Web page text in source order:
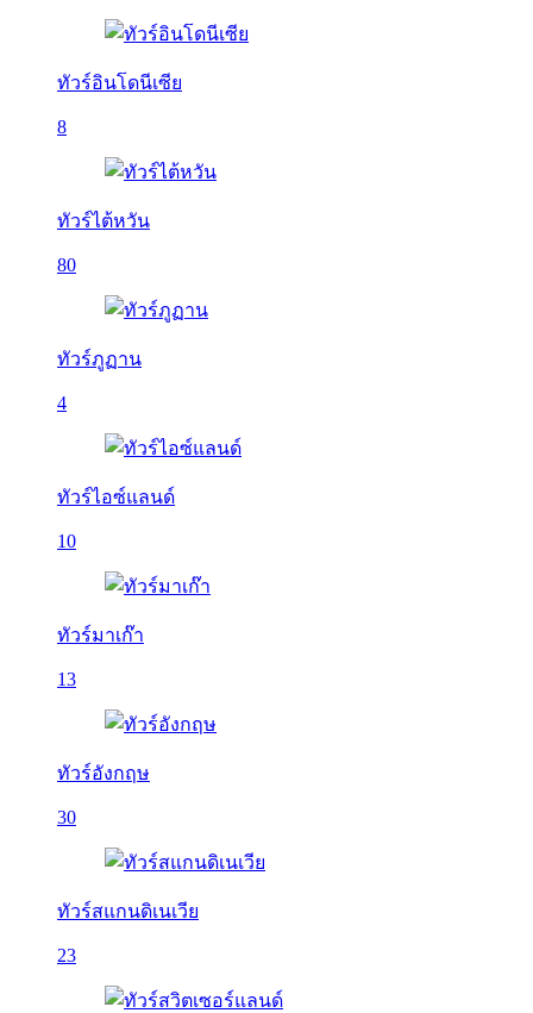
ทัวร์อินโดนีเซีย
8
ทัวร์ไต้หวัน
80
ทัวร์ภูฏาน
4
ทัวร์ไอซ์แลนด์
10
ทัวร์มาเก๊า
13
ทัวร์อังกฤษ
30
ทัวร์สแกนดิเนเวีย
23